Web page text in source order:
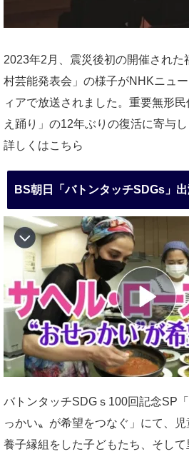
2023年2月、震災後初の開催された
村芸能発表会」の様子がNHKニュ
ィアで放送されました。重要無形
え踊り」の12年ぶりの復活に寄与
詳しくはこちら
BS朝日「バトンタッチSDGs」
バトンタッチSDGｓ100回記念SP
っかい〟が希望をつなぐ」にて、
養子縁組をした子どもたち、そし